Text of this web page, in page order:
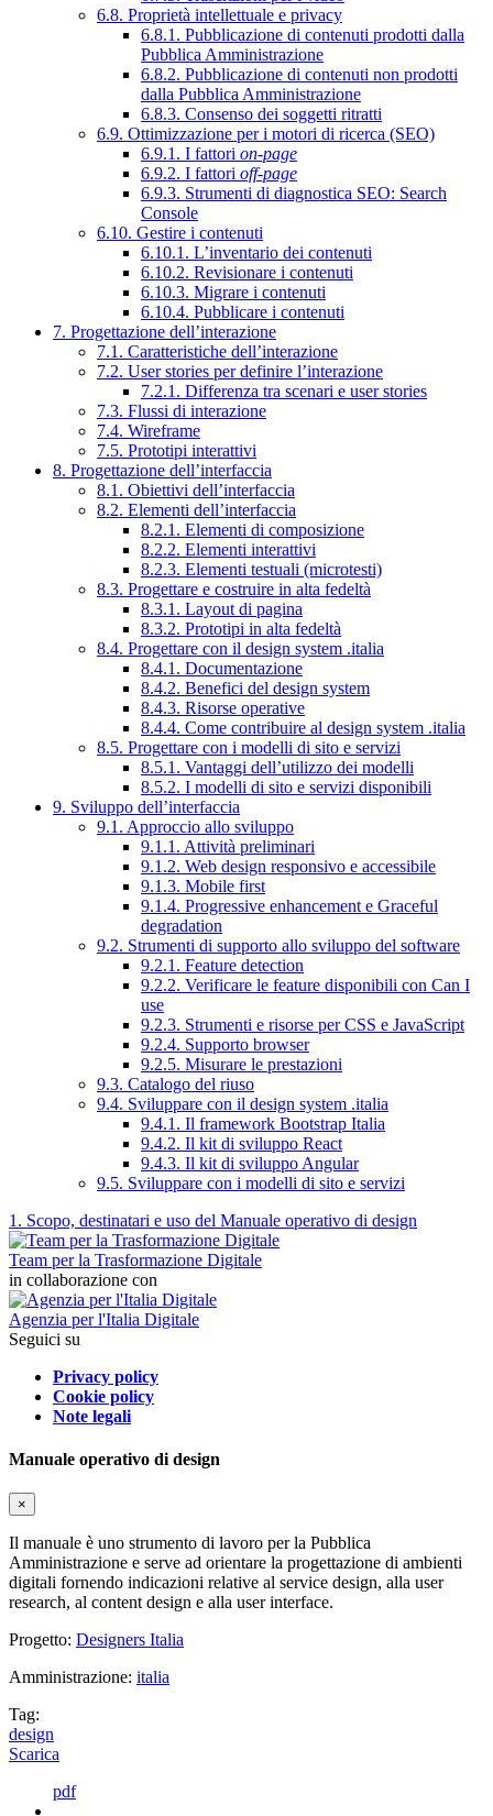
6.8. Proprietà intellettuale e privacy
6.8.1. Pubblicazione di contenuti prodotti dalla
Pubblica Amministrazione
6.8.2. Pubblicazione di contenuti non prodotti
dalla Pubblica Amministrazione
6.8.3. Consenso dei soggetti ritratti
6.9. Ottimizzazione per i motori di ricerca (SEO)
6.9.1. I fattori on-page
6.9.2. I fattori off-page
6.9.3. Strumenti di diagnostica SEO: Search
Console
6.10. Gestire i contenuti
6.10.1. L’inventario dei contenuti
6.10.2. Revisionare i contenuti
6.10.3. Migrare i contenuti
6.10.4. Pubblicare i contenuti
7. Progettazione dell’interazione
7.1. Caratteristiche dell’interazione
7.2. User stories per definire l’interazione
7.2.1. Differenza tra scenari e user stories
7.3. Flussi di interazione
7.4. Wireframe
7.5. Prototipi interattivi
8. Progettazione dell’interfaccia
8.1. Obiettivi dell’interfaccia
8.2. Elementi dell’interfaccia
8.2.1. Elementi di composizione
8.2.2. Elementi interattivi
8.2.3. Elementi testuali (microtesti)
8.3. Progettare e costruire in alta fedeltà
8.3.1. Layout di pagina
8.3.2. Prototipi in alta fedeltà
8.4. Progettare con il design system .italia
8.4.1. Documentazione
8.4.2. Benefici del design system
8.4.3. Risorse operative
8.4.4. Come contribuire al design system .italia
8.5. Progettare con i modelli di sito e servizi
8.5.1. Vantaggi dell’utilizzo dei modelli
8.5.2. I modelli di sito e servizi disponibili
9. Sviluppo dell’interfaccia
9.1. Approccio allo sviluppo
9.1.1. Attività preliminari
9.1.2. Web design responsivo e accessibile
9.1.3. Mobile first
9.1.4. Progressive enhancement e Graceful
degradation
9.2. Strumenti di supporto allo sviluppo del software
9.2.1. Feature detection
9.2.2. Verificare le feature disponibili con Can I
use
9.2.3. Strumenti e risorse per CSS e JavaScript
9.2.4. Supporto browser
9.2.5. Misurare le prestazioni
9.3. Catalogo del riuso
9.4. Sviluppare con il design system .italia
9.4.1. Il framework Bootstrap Italia
9.4.2. Il kit di sviluppo React
9.4.3. Il kit di sviluppo Angular
9.5. Sviluppare con i modelli di sito e servizi
1. Scopo, destinatari e uso del Manuale operativo di design
Team per la Trasformazione Digitale
in collaborazione con
Agenzia per l'Italia Digitale
Seguici su
Privacy policy
Cookie policy
Note legali
Manuale operativo di design
×
Il manuale è uno strumento di lavoro per la Pubblica
Amministrazione e serve ad orientare la progettazione di ambienti
digitali fornendo indicazioni relative al service design, alla user
research, al content design e alla user interface.
Progetto: Designers Italia
Amministrazione: italia
Tag:
design
Scarica
pdf